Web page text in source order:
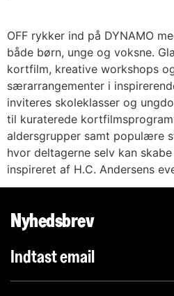
OFF rykker ind på DYNAMO
både børn, unge og voksne.
kortfilm, kreative workshops
særarrangementer i
inviteres skoleklasser og
til kuraterede
aldersgrupper samt populære
hvor deltagerne selv kan
inspireret af H.C. Andersens
Nyhedsbrev